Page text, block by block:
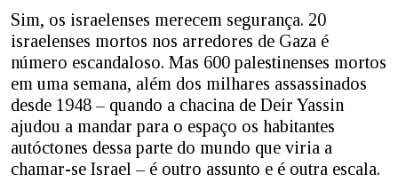
Sim, os israelenses merecem segurança. 20
israelenses mortos nos arredores de Gaza é
número escandaloso. Mas 600 palestinenses mortos
em uma semana, além dos milhares assassinados
desde 1948 – quando a chacina de Deir Yassin
ajudou a mandar para o espaço os habitantes
autóctones dessa parte do mundo que viria a
chamar-se Israel – é outro assunto e é outra escala.